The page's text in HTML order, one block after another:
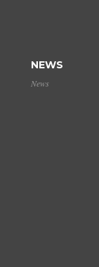
NEWS
News